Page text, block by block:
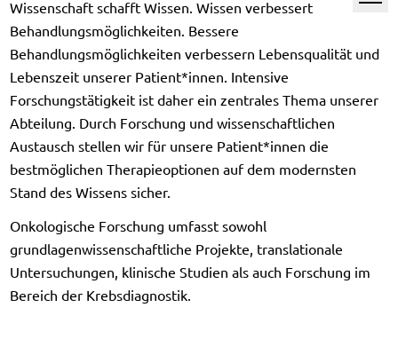
Wissenschaft schafft Wissen. Wissen verbessert
Behandlungsmöglichkeiten. Bessere
Behandlungsmöglichkeiten verbessern Lebensqualität und
Lebenszeit unserer Patient*innen. Intensive
Forschungstätigkeit ist daher ein zentrales Thema unserer
Abteilung. Durch Forschung und wissenschaftlichen
Austausch stellen wir für unsere Patient*innen die
bestmöglichen Therapieoptionen auf dem modernsten
Stand des Wissens sicher.
Onkologische Forschung umfasst sowohl
grundlagenwissenschaftliche Projekte, translationale
Untersuchungen, klinische Studien als auch Forschung im
Bereich der Krebsdiagnostik.